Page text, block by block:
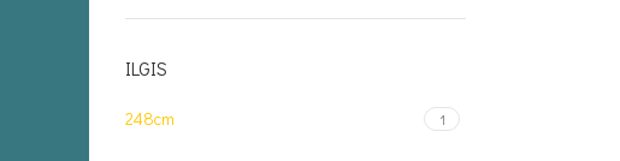
ILGIS
248cm 1